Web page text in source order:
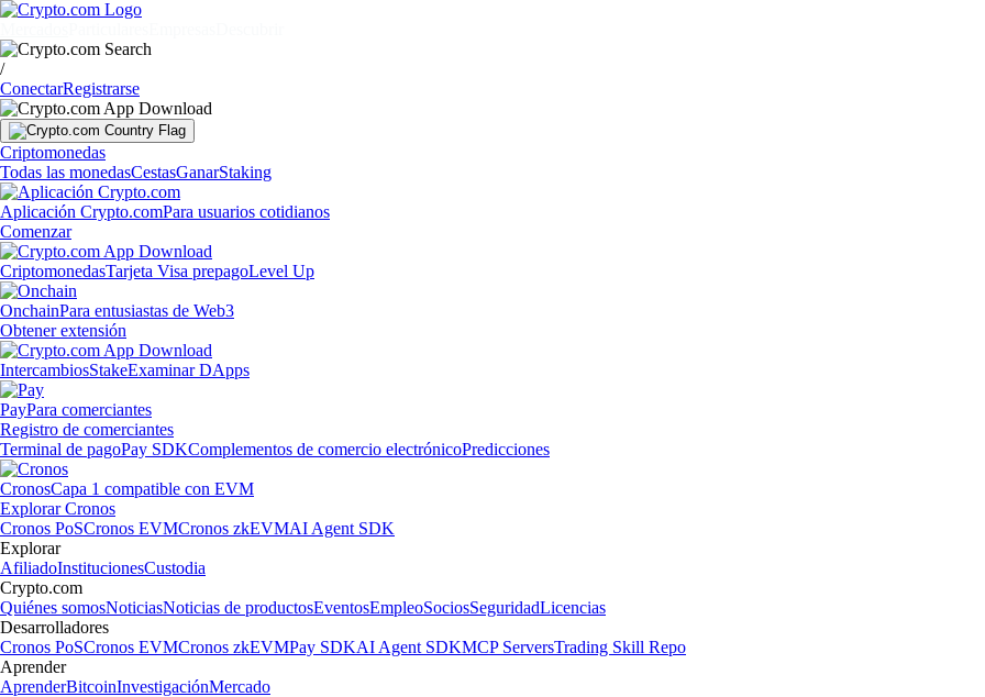
/
ConectarRegistrarse
Criptomonedas
Todas las monedasCestasGanarStaking
Aplicación Crypto.comPara usuarios cotidianos
Comenzar
CriptomonedasTarjeta Visa prepagoLevel Up
OnchainPara entusiastas de Web3
Obtener extensión
IntercambiosStakeExaminar DApps
PayPara comerciantes
Registro de comerciantes
Terminal de pagoPay SDKComplementos de comercio electrónicoPredicciones
CronosCapa 1 compatible con EVM
Explorar Cronos
Cronos PoSCronos EVMCronos zkEVMAI Agent SDK
Explorar
AfiliadoInstitucionesCustodia
Crypto.com
Quiénes somosNoticiasNoticias de productosEventosEmpleoSociosSeguridadLicencias
Desarrolladores
Cronos PoSCronos EVMCronos zkEVMPay SDKAI Agent SDKMCP ServersTrading Skill Repo
Aprender
AprenderBitcoinInvestigaciónMercado